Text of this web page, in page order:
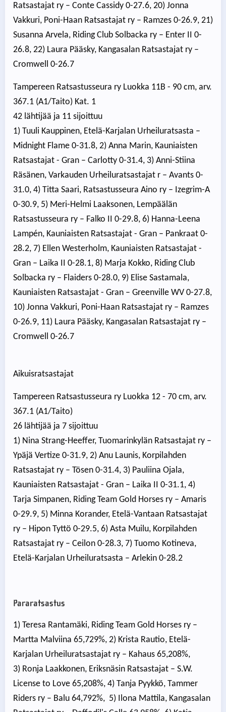
Ratsastajat ry – Conte Cassidy 0-27.6, 20) Jonna
Vakkuri, Poni-Haan Ratsastajat ry – Ramzes 0-26.9, 21)
Susanna Arvela, Riding Club Solbacka ry – Enter II 0-
26.8, 22) Laura Pääsky, Kangasalan Ratsastajat ry –
Cromwell 0-26.7
Tampereen Ratsastusseura ry Luokka 11B - 90 cm, arv.
367.1 (A1/Taito) Kat. 1
42 lähtijää ja 11 sijoittuu
1) Tuuli Kauppinen, Etelä-Karjalan Urheiluratsasta –
Midnight Flame 0-31.8, 2) Anna Marin, Kauniaisten
Ratsastajat - Gran – Carlotty 0-31.4, 3) Anni-Stiina
Räsänen, Varkauden Urheiluratsastajat r – Avants 0-
31.0, 4) Titta Saari, Ratsastusseura Aino ry – Izegrim-A
0-30.9, 5) Meri-Helmi Laaksonen, Lempäälän
Ratsastusseura ry – Falko II 0-29.8, 6) Hanna-Leena
Lampén, Kauniaisten Ratsastajat - Gran – Pankraat 0-
28.2, 7) Ellen Westerholm, Kauniaisten Ratsastajat -
Gran – Laika II 0-28.1, 8) Marja Kokko, Riding Club
Solbacka ry – Flaiders 0-28.0, 9) Elise Sastamala,
Kauniaisten Ratsastajat - Gran – Greenville WV 0-27.8,
10) Jonna Vakkuri, Poni-Haan Ratsastajat ry – Ramzes
0-26.9, 11) Laura Pääsky, Kangasalan Ratsastajat ry –
Cromwell 0-26.7
Aikuisratsastajat
Tampereen Ratsastusseura ry Luokka 12 - 70 cm, arv.
367.1 (A1/Taito)
26 lähtijää ja 7 sijoittuu
1) Nina Strang-Heeffer, Tuomarinkylän Ratsastajat ry –
Ypäjä Vertize 0-31.9, 2) Anu Launis, Korpilahden
Ratsastajat ry – Tösen 0-31.4, 3) Pauliina Ojala,
Kauniaisten Ratsastajat - Gran – Laika II 0-31.1, 4)
Tarja Simpanen, Riding Team Gold Horses ry – Amaris
0-29.9, 5) Minna Korander, Etelä-Vantaan Ratsastajat
ry – Hipon Tyttö 0-29.5, 6) Asta Muilu, Korpilahden
Ratsastajat ry – Ceilon 0-28.3, 7) Tuomo Kotineva,
Etelä-Karjalan Urheiluratsasta – Arlekin 0-28.2
Pararatsastus
1) Teresa Rantamäki, Riding Team Gold Horses ry –
Martta Malviina 65,729%, 2) Krista Rautio, Etelä-
Karjalan Urheiluratsastajat ry – Kahaus 65,208%,
3) Ronja Laakkonen, Eriksnäsin Ratsastajat – S.W.
License to Love 65,208%, 4) Tanja Pyykkö, Tammer
Riders ry – Balu 64,792%, 5) Ilona Mattila, Kangasalan